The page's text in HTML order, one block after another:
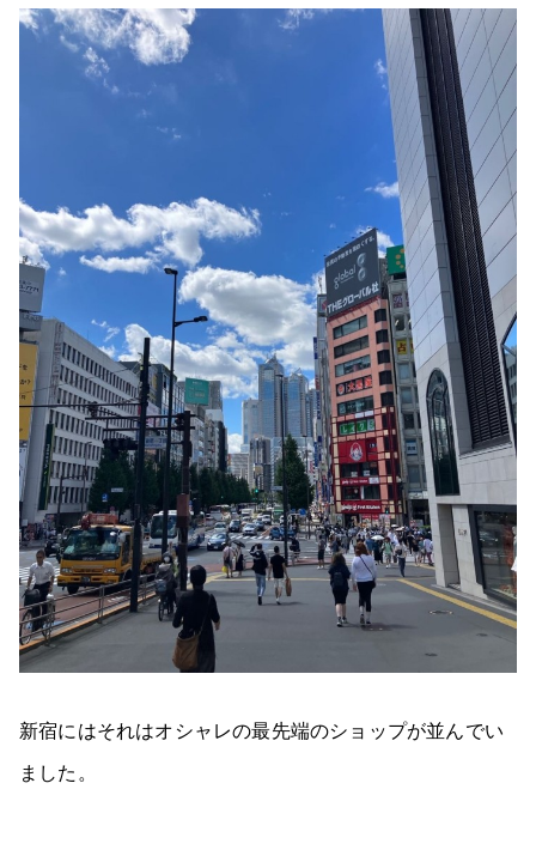
新宿にはそれはオシャレの最先端のショップが並んでい
ました。